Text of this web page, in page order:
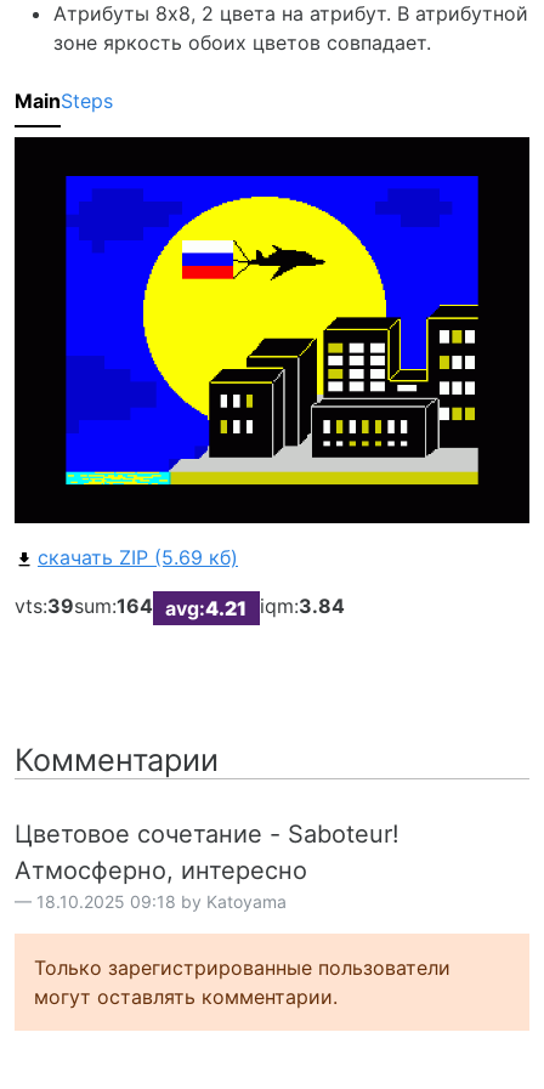
Атрибуты 8x8, 2 цвета на атрибут. В атрибутной
зоне яркость обоих цветов совпадает.
MainSteps
скачать ZIP (5.69 кб)
vts:39sum:164 avg:4.21 iqm:3.84
Комментарии
Цветовое сочетание - Saboteur!
Атмосферно, интересно
18.10.2025 09:18 by Katoyama
Только зарегистрированные пользователи
могут оставлять комментарии.